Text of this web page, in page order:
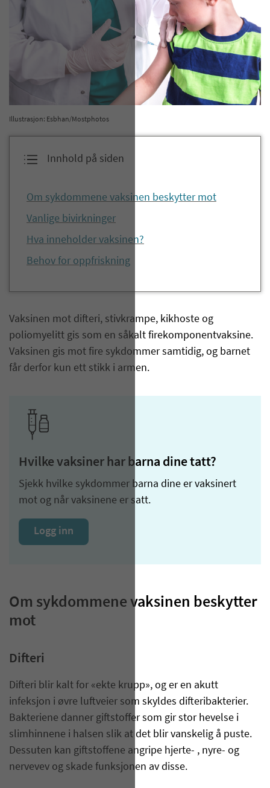
Illustrasjon: Esbhan/Mostphotos
Innhold på siden
Om sykdommene vaksinen beskytter mot
Vanlige bivirkninger
Hva inneholder vaksinen?
Behov for oppfriskning
​Vaksinen mot difteri, stivkrampe, kikhoste og
poliomyelitt gis som en såkalt firekomponentvaksine.
Vaksinen gis mot fire sykdommer samtidig, og barnet
får derfor kun ett stikk i armen.
Hvilke vaksiner har barna dine tatt?
Sjekk hvilke sykdommer barna dine er vaksinert
mot og når vaksinene er satt.
Logg inn
Om sykdommene vaksinen beskytter
mot
​Difteri
Difteri blir kalt for «ekte krupp», og er en akutt
infeksjon i øvre luftveier som skyldes difteri­bakterier.
Bakteriene danner giftstoffer som gir stor hevelse i
slimhinnene i halsen slik at det blir vanskelig å puste.
Dessuten kan giftstoffene angripe hjerte- , nyre- og
nervevev og skade funksjonen av disse.